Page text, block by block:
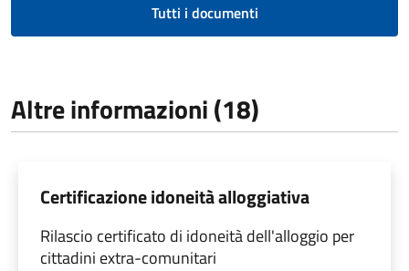
Tutti i documenti
Altre informazioni (18)
Certificazione idoneità alloggiativa
Rilascio certificato di idoneità dell'alloggio per
cittadini extra-comunitari